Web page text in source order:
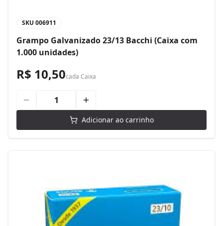
SKU 006911
Grampo Galvanizado 23/13 Bacchi (Caixa com
1.000 unidades)
R$ 10,50cada Caixa
Adicionar ao carrinho